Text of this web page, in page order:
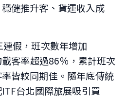
健推升客、貨運收入成
假，班次數年增加
客率超過86％，累計班次
皆較同期佳。隨年底傳統
台北國際旅展吸引買